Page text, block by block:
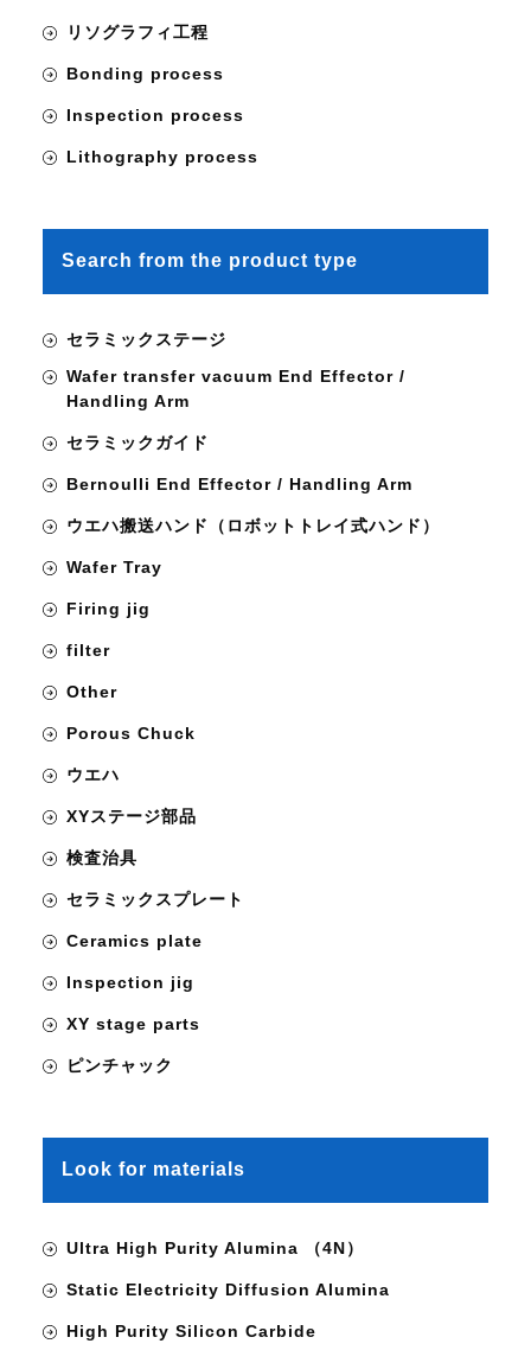
リソグラフィ工程
Bonding process
Inspection process
Lithography process
Search from the product type
セラミックステージ
Wafer transfer vacuum End Effector /
Handling Arm
セラミックガイド
Bernoulli End Effector / Handling Arm
ウエハ搬送ハンド（ロボットトレイ式ハンド）
Wafer Tray
Firing jig
filter
Other
Porous Chuck
ウエハ
XYステージ部品
検査治具
セラミックスプレート
Ceramics plate
Inspection jig
XY stage parts
ピンチャック
Look for materials
Ultra High Purity Alumina （4N）
Static Electricity Diffusion Alumina
High Purity Silicon Carbide